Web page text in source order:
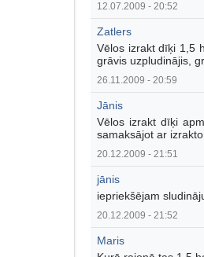
12.07.2009 - 20:52
Zatlers
Vēlos izrakt dīķi 1,5
grāvis uzpludinājis,
26.11.2009 - 20:59
Jānis
Vēlos izrakt dīķi
samaksājot ar
20.12.2009 - 21:51
jānis
iepriekšējam
20.12.2009 - 21:52
Maris